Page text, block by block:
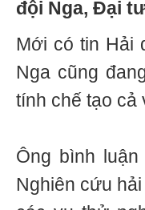
đội Nga, Đại
Mới có tin Hải
Nga cũng
tính chế tạo cả
Ông bình
Nghiên cứu